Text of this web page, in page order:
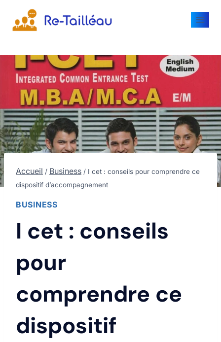
Accueil / Business / I cet : conseils pour comprendre ce
dispositif d’accompagnement
BUSINESS
I cet : conseils
pour
comprendre ce
dispositif